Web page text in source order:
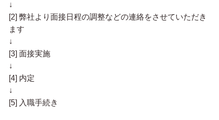
↓
[2] 弊社より面接日程の調整などの連絡をさせていただき
ます
↓
[3] 面接実施
↓
[4] 内定
↓
[5] 入職手続き